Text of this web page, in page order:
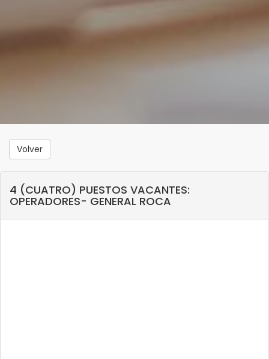
Volver
4 (CUATRO) PUESTOS VACANTES:
OPERADORES- GENERAL ROCA